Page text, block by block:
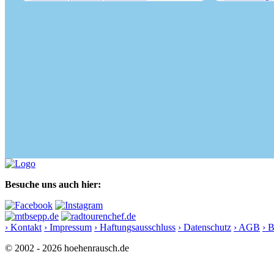
Besuche uns auch hier:
› Kontakt › Impressum › Haftungsausschluss › Datenschutz › AGB ›
© 2002 - 2026 hoehenrausch.de